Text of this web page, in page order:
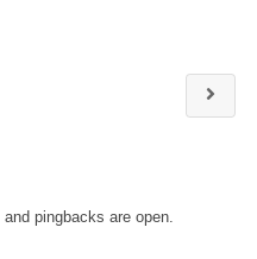
and pingbacks are open.